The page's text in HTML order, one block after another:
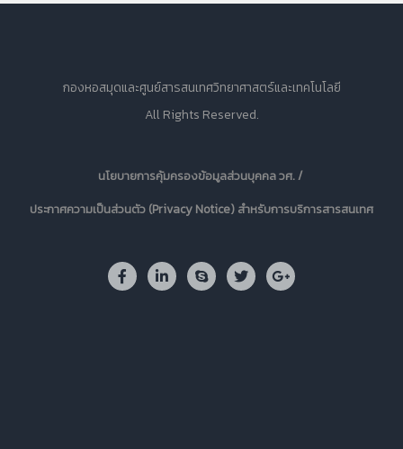
กองหอสมุดและศูนย์สารสนเทศวิทยาศาสตร์และเทคโนโลยี
All Rights Reserved.
นโยบายการคุ้มครองข้อมูลส่วนบุคคล วศ. /
ประกาศความเป็นส่วนตัว (Privacy Notice) สำหรับการบริการสารสนเทศ